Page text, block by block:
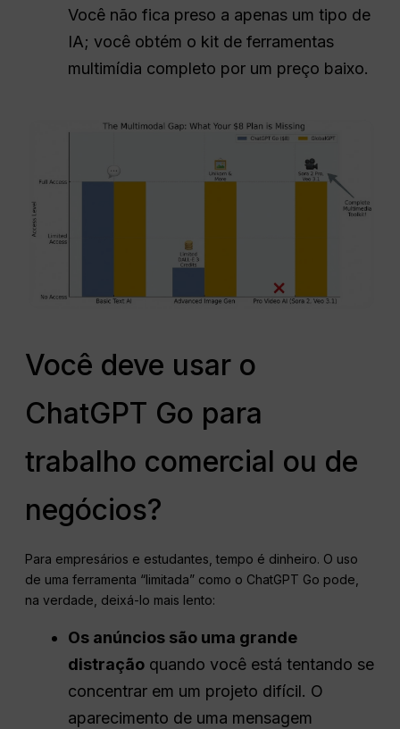
Você não fica preso a apenas um tipo de
IA; você obtém o kit de ferramentas
multimídia completo por um preço baixo.
Você deve usar o
ChatGPT Go para
trabalho comercial ou de
negócios?
Para empresários e estudantes, tempo é dinheiro. O uso
de uma ferramenta “limitada” como o ChatGPT Go pode,
na verdade, deixá-lo mais lento:
Os anúncios são uma grande
distração quando você está tentando se
concentrar em um projeto difícil. O
aparecimento de uma mensagem